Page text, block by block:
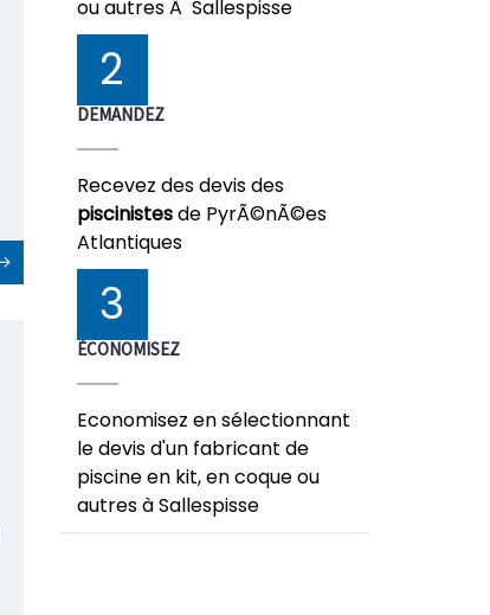
ou autres Ã Sallespisse
2
DEMANDEZ
Recevez des devis des
piscinistesde PyrÃ©nÃ©es
Atlantiques
3
ÉCONOMISEZ
Economisez en sélectionnant
le devis d'un fabricant de
piscine en kit, en coque ou
autres à Sallespisse